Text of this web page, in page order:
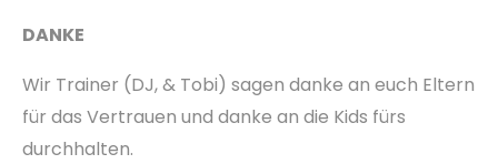
DANKE
Wir Trainer (DJ, & Tobi) sagen danke an euch Eltern
für das Vertrauen und danke an die Kids fürs
durchhalten.